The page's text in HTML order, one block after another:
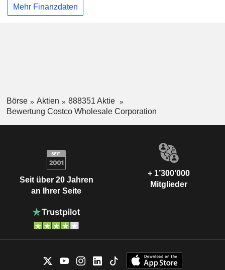
Mehr Finanzdaten
Börse Aktien
888351 Aktie
Bewertung Costco Wholesale Corporation
Seit über 20 Jahren
an Ihrer Seite
+ 1’300’000
Mitglieder